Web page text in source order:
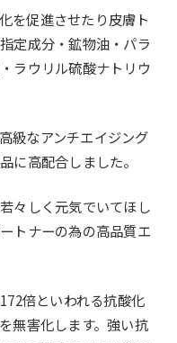
を促進させたり皮膚ト
定成分・鉱物油・パラ
ラウリル硫酸ナトリウ
級なアンチエイジング
に高配合しました。
々しく元気でいてほし
トナーの為の高品質エ
倍といわれる抗酸化
無害化します。強い抗